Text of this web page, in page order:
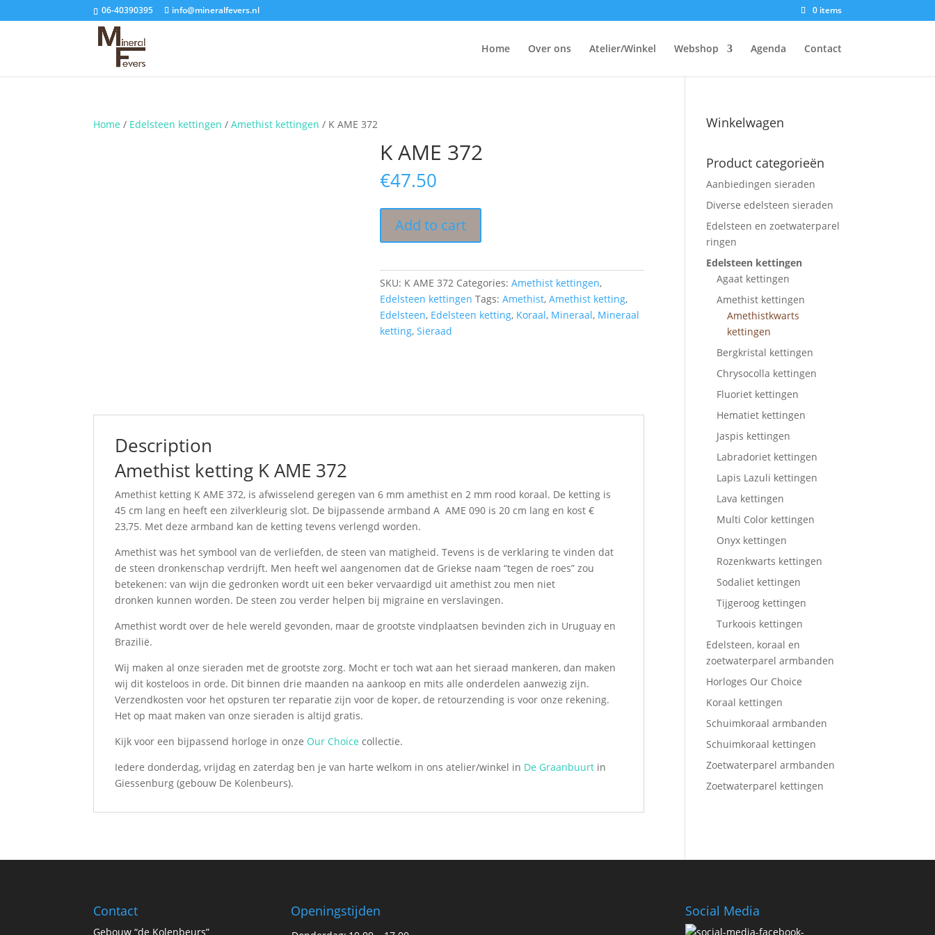
06-40390395 info@mineralfevers.nl 0 items
Home Over ons Atelier/Winkel Webshop Agenda Contact
Home / Edelsteen kettingen /Amethist kettingen / K AME 372
K AME 372
€47.50
Add to cart
SKU: K AME 372 Categories:Amethist kettingen,
Edelsteen kettingen Tags:Amethist,Amethist ketting,
Edelsteen, Edelsteen ketting, Koraal, Mineraal, Mineraal
ketting,Sieraad
Description
Amethist ketting K AME 372
Amethist ketting K AME 372, is afwisselend geregen van 6 mm amethist en 2 mm rood koraal. De ketting is
45 cm lang en heeft een zilverkleurig slot. De bijpassende armband A AME 090 is 20 cm lang en kost €
23,75. Met deze armband kan de ketting tevens verlengd worden.
Amethist was het symbool van de verliefden, de steen van matigheid. Tevens is de verklaring te vinden dat
de steen dronkenschap verdrijft. Men heeft wel aangenomen dat de Griekse naam “tegen de roes” zou
betekenen: van wijn die gedronken wordt uit een beker vervaardigd uit amethist zou men niet
dronken kunnen worden. De steen zou verder helpen bij migraine en verslavingen.
Amethist wordt over de hele wereld gevonden, maar de grootste vindplaatsen bevinden zich in Uruguay en
Brazilië.
Wij maken al onze sieraden met de grootste zorg. Mocht er toch wat aan het sieraad mankeren, dan maken
wij dit kosteloos in orde. Dit binnen drie maanden na aankoop en mits alle onderdelen aanwezig zijn.
Verzendkosten voor het opsturen ter reparatie zijn voor de koper, de retourzending is voor onze rekening.
Het op maat maken van onze sieraden is altijd gratis.
Kijk voor een bijpassend horloge in onze Our Choice collectie.
Iedere donderdag, vrijdag en zaterdag ben je van harte welkom in ons atelier/winkel in De Graanbuurt in
Giessenburg (gebouw De Kolenbeurs).
Winkelwagen
Product categorieën
Aanbiedingen sieraden
Diverse edelsteen sieraden
Edelsteen en zoetwaterparel
ringen
Edelsteen kettingen
Agaat kettingen
Amethist kettingen
Amethistkwarts
kettingen
Bergkristal kettingen
Chrysocolla kettingen
Fluoriet kettingen
Hematiet kettingen
Jaspis kettingen
Labradoriet kettingen
Lapis Lazuli kettingen
Lava kettingen
Multi Color kettingen
Onyx kettingen
Rozenkwarts kettingen
Sodaliet kettingen
Tijgeroog kettingen
Turkoois kettingen
Edelsteen, koraal en
zoetwaterparel armbanden
Horloges Our Choice
Koraal kettingen
Schuimkoraal armbanden
Schuimkoraal kettingen
Zoetwaterparel armbanden
Zoetwaterparel kettingen
Contact
Gebouw “de Kolenbeurs”
Openingstijden Social Media